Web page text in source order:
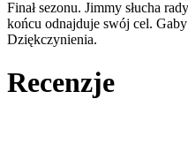
Finał sezonu. Jimmy słucha
końcu odnajduje swój cel.
Dziękczynienia.
Recenzje